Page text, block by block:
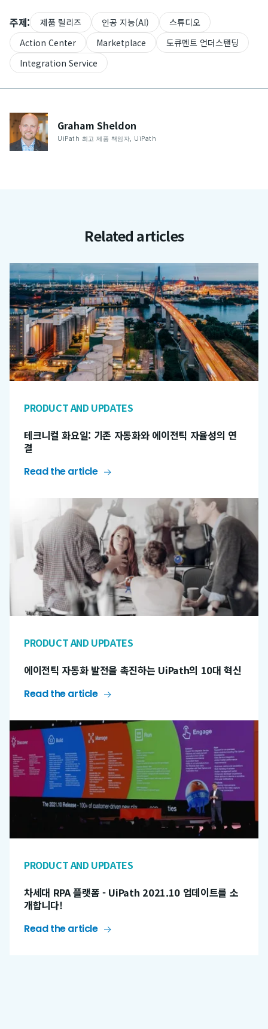
주제: 제품 릴리즈 인공 지능(AI)
스튜디오
Action Center
Marketplace
도큐멘트 언더스탠딩
Integration Service
Graham Sheldon
UiPath 최고 제품 책임자 UiPath
Related articles
PRODUCT AND UPDATES
테크니컬 화요일: 기존 자동화와 에이전틱 자율성의 연
결
Read the article
PRODUCT AND UPDATES
에이전틱 자동화 발전을 촉진하는 UiPath의 10대 혁신
Read the article
PRODUCT AND UPDATES
차세대 RPA 플랫폼 - UiPath 2021.10 업데이트를 소
개합니다!
Read the article